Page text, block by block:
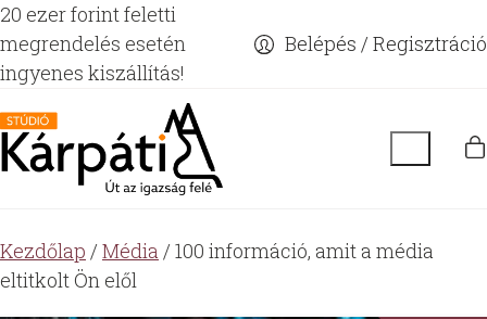
20 ezer forint feletti
megrendelés esetén
ingyenes kiszállítás!
Belépés / Regisztráció
Kezdőlap /Média/ 100 információ, amit a média
eltitkolt Ön elől